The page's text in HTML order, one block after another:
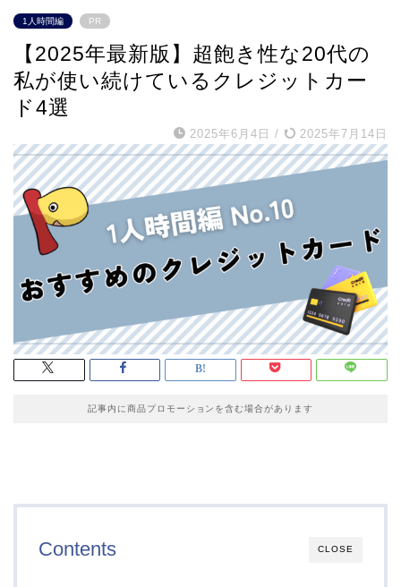
1人時間編 PR
【2025年最新版】超飽き性な20代の
私が使い続けているクレジットカー
ド4選
2025年6月4日 / 2025年7月14日
記事内に商品プロモーションを含む場合があります
CLOSE
Contents